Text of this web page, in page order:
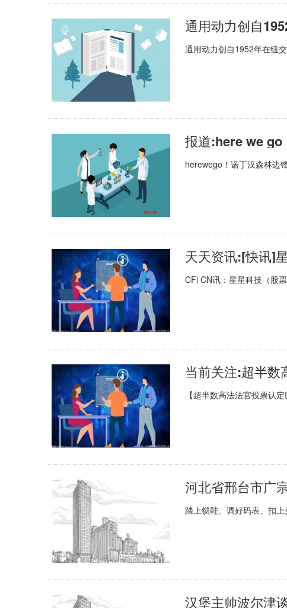
通用动力创自
通用动力创自1952年在纽
herewego！诺丁汉森林边
天天资讯:[快讯]
CFi CN讯：星星科技（股
【超半数高法法官投票认
河北省邢台市广
踏上锁鞋、调好码表、扣